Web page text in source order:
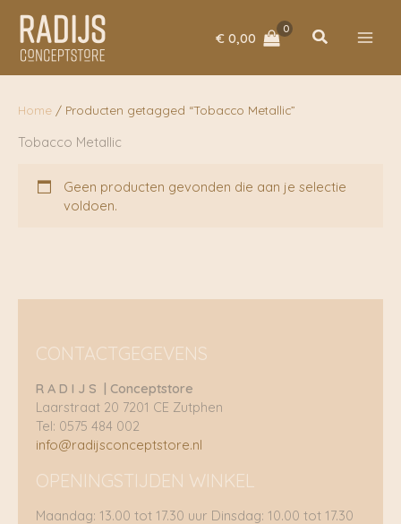
naar
inhoud
€ 0,00 Zoeken
Home / Producten getagged “Tobacco Metallic”
Tobacco Metallic
Geen producten gevonden die aan je selectie
voldoen.
CONTACTGEGEVENS
R A D I J S | Conceptstore
Laarstraat 20 7201 CE Zutphen
Tel: 0575 484 002
info@radijsconceptstore.nl
OPENINGSTIJDEN WINKEL
Maandag: 13.00 tot 17.30 uur Dinsdag: 10.00 tot 17.30